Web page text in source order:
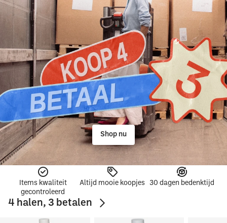
Shop nu
Items kwaliteit
gecontroleerd
Altijd mooie koopjes 30 dagen bedenktijd
4 halen, 3 betalen